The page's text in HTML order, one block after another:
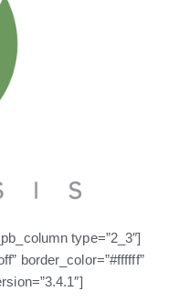
type=”2_3″]
border_color=”#ffffff”